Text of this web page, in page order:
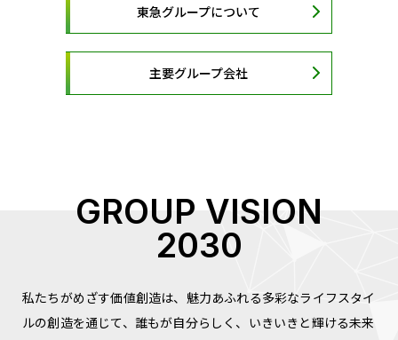
東急グループについて
主要グループ会社
GROUP VISION
2030
私たちがめざす価値創造は、魅力あふれる多彩なライフスタイ
ルの創造を通じて、 誰もが自分らしく、いきいきと輝ける未来